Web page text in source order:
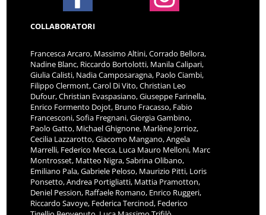
COLLABORATORI
Francesca Arcaro, Massimo Altini, Corrado Bellora,
Nadine Blanc, Riccardo Bortolotti, Manila Calipari,
Giulia Calisti, Nadia Camposaragna, Paolo Ciambi,
Filippo Clermont, Carol Di Vito, Christian Leo
Dufour, Christian Evaspasiano, Giuseppe Farinella,
Enrico Formento Dojot, Bruno Fracasso, Fabio
Francesconi, Sofia Fregnani, Giorgia Gambino,
Paolo Gatto, Michael Ghignone, Marlène Jorrioz,
Cecilia Lazzarotto, Giacomo Mangano, Angela
Marrelli, Federico Mecca, Luca Mauro Melloni, Marc
Montrosset, Matteo Nigra, Sabrina Olibano,
Emiliano Pala, Gabriele Peloso, Maurizio Pitti, Loris
Ponsetto, Andrea Portigliatti, Mattia Pramotton,
Deniel Pession, Raffaele Romano, Enrico Ruggeri,
Riccardo Savoye, Federica Tercinod, Federico